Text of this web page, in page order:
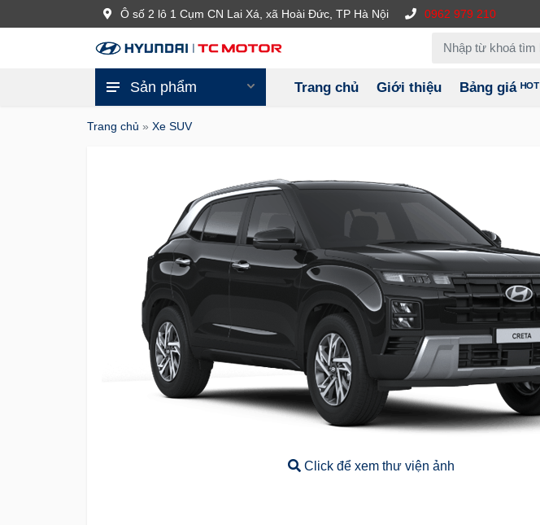
Ô số 2 lô 1 Cụm CN Lai Xá, xã Hoài Đức, TP Hà Nội 0962 979 210
Sản phẩm Trang chủ Giới thiệu Bảng giá ᴴᴼᵀ
Trang chủ » Xe SUV
Click để xem thư viện ảnh